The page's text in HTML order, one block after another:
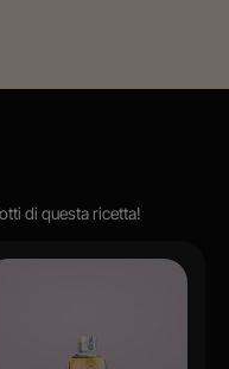
di questa ricetta!